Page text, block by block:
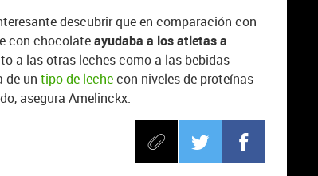
descubrir que en comparación con
con chocolateayudaba a los atletas a
a las otras leches como a las bebidas
de untipo de lechecon niveles de proteínas
asegura Amelinckx.